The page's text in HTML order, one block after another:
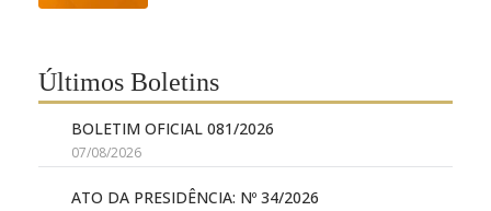
Últimos Boletins
BOLETIM OFICIAL 081/2026
07/08/2026
ATO DA PRESIDÊNCIA: Nº 34/2026